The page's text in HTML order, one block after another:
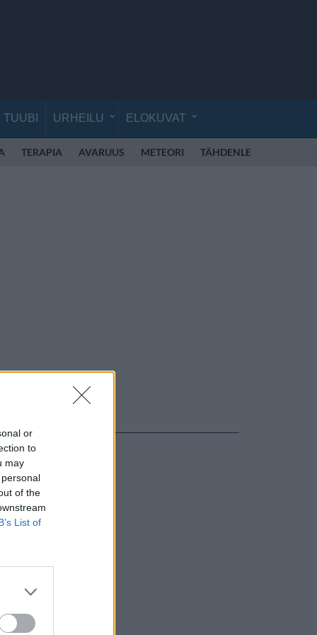
or
to
may
of the
List of
TUUBI URHEILU ELOKUVAT
TERAPIA AVARUUS METEORI TÄHDENLENTO